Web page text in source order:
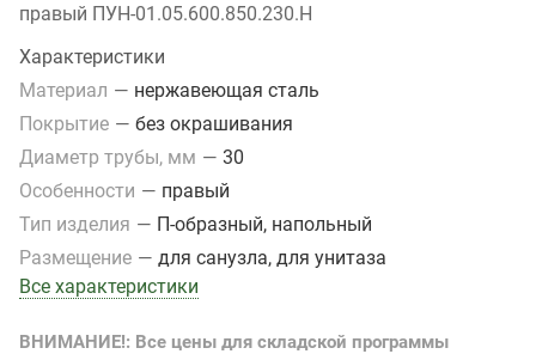
правый ПУН-01.05.600.850.230.Н
Характеристики
Материал — нержавеющая сталь
Покрытие — без окрашивания
Диаметр трубы, мм — 30
Особенности — правый
Тип изделия — П-образный, напольный
Размещение — для санузла, для унитаза
Все характеристики
ВНИМАНИЕ!: Все цены для складской программы